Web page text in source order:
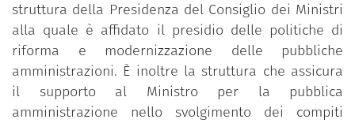
struttura della Presidenza del Consiglio dei Ministri
alla quale è affidato il presidio delle politiche di
riforma e modernizzazione delle pubbliche
amministrazioni. È inoltre la struttura che assicura
il supporto al Ministro per la pubblica
amministrazione nello svolgimento dei compiti